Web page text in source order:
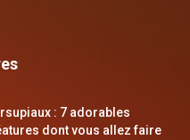
: 7 adorables
dont vous allez faire